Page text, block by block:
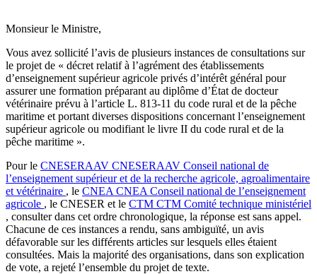
Monsieur le Ministre,
Vous avez sollicité l’avis de plusieurs instances de consultations sur
le projet de « décret relatif à l’agrément des établissements
d’enseignement supérieur agricole privés d’intérêt général pour
assurer une formation préparant au diplôme d’État de docteur
vétérinaire prévu à l’article L. 813-11 du code rural et de la pêche
maritime et portant diverses dispositions concernant l’enseignement
supérieur agricole ou modifiant le livre II du code rural et de la
pêche maritime ».
Pour le CNESERAAV CNESERAAV Conseil national de
l’enseignement supérieur et de la recherche agricole, agroalimentaire
et vétérinaire , le CNEA CNEA Conseil national de l’enseignement
agricole , le CNESER et le CTM CTM Comité technique ministériel
, consulter dans cet ordre chronologique, la réponse est sans appel.
Chacune de ces instances a rendu, sans ambiguïté, un avis
défavorable sur les différents articles sur lesquels elles étaient
consultées. Mais la majorité des organisations, dans son explication
de vote, a rejeté l’ensemble du projet de texte.